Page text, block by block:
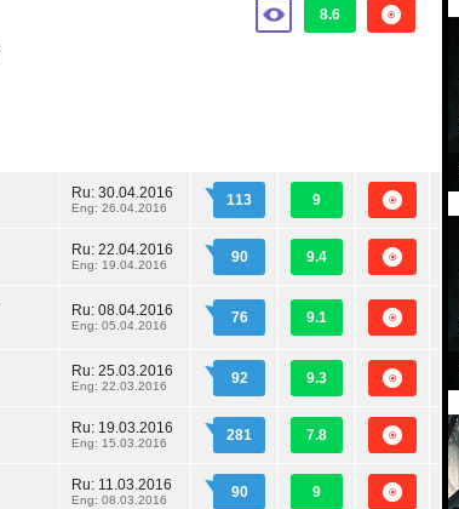
8.6
Ru: 30.04.2016
Eng: 26.04.2016 113 9
Ru: 22.04.2016
Eng: 19.04.2016 90 9.4
Ru: 08.04.2016
Eng: 05.04.2016 76 9.1
Ru: 25.03.2016
Eng: 22.03.2016 92 9.3
Ru: 19.03.2016
Eng: 15.03.2016 281 7.8
Ru: 11.03.2016
Eng: 08.03.2016 90 9